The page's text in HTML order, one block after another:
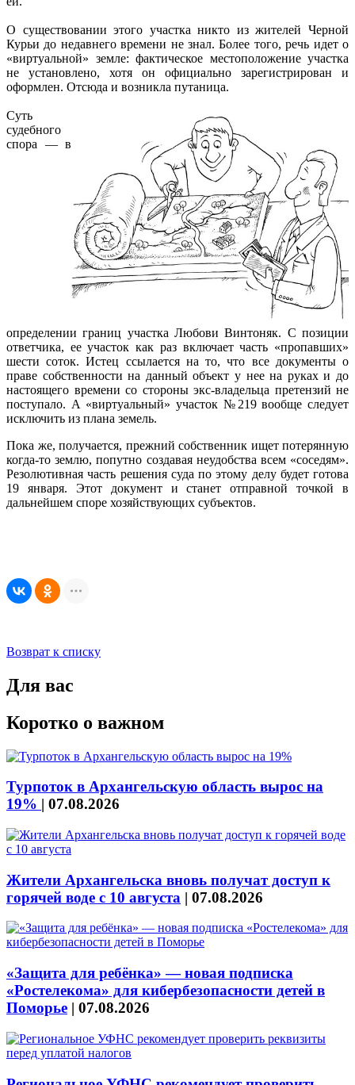
О существовании этого участка никто из жителей Черной
Курьи до недавнего времени не знал. Более того, речь идет о
«виртуальной» земле: фактическое местоположение участка
не установлено, хотя он официально зарегистрирован и
оформлен. Отсюда и возникла путаница.
Суть
судебного
спора — в
определении границ участка Любови Винтоняк. С позиции
ответчика, ее участок как раз включает часть «пропавших»
шести соток. Истец ссылается на то, что все документы о
праве собственности на данный объект у нее на руках и до
настоящего времени со стороны экс-владельца претензий не
поступало. А «виртуальный» участок №219 вообще следует
исключить из плана земель.
Пока же, получается, прежний собственник ищет потерянную
когда-то землю, попутно создавая неудобства всем «соседям».
Резолютивная часть решения суда по этому делу будет готова
19 января. Этот документ и станет отправной точкой в
дальнейшем споре хозяйствующих субъектов.
Возврат к списку
Для вас
Коротко о важном
Турпоток в Архангельскую область вырос на
19% | 07.08.2026
Жители Архангельска вновь получат доступ к
горячей воде с 10 августа | 07.08.2026
«Защита для ребёнка» — новая подписка
«Ростелекома» для кибербезопасности детей в
Поморье | 07.08.2026